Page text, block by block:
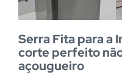
Serra Fita para a
corte perfeito
açougueiro